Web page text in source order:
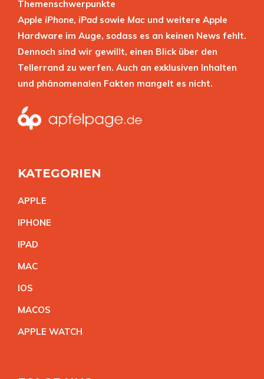
Themenschwerpunkte
Apple iPhone, iPad sowie Mac und weitere Apple
Hardware im Auge, sodass es an keinen News fehlt.
Dennoch sind wir gewillt, einen Blick über den
Tellerrand zu werfen. Auch an exklusiven Inhalten
und phänomenalen Fakten mangelt es nicht.
KATEGORIEN
APPLE
IPHONE
IPAD
MAC
IOS
MACOS
APPLE WATCH